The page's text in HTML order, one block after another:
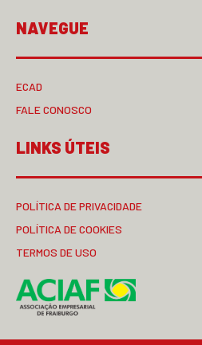
NAVEGUE
ECAD
FALE CONOSCO
LINKS ÚTEIS
POLÍTICA DE PRIVACIDADE
POLÍTICA DE COOKIES
TERMOS DE USO